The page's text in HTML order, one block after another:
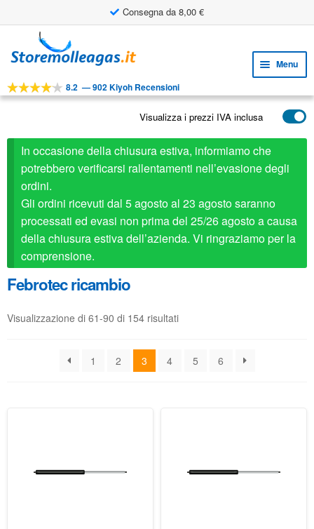
Consegna da 8,00 €
alla
al
Menu
STRUMENTI
il
menu
child
child
APPLICAZIONI
SERVIZIO CLIENTI
child
FAQ
8.2 —902 Kiyoh Recensioni
Visualizza i prezzi IVA inclusa
In occasione della chiusura estiva, informiamo che
potrebbero verificarsi rallentamenti nell’evasione degli
ordini.
Gli ordini ricevuti dal 5 agosto al 23 agosto saranno
processati ed evasi non prima del 25/26 agosto a causa
della chiusura estiva dell’azienda. Vi ringraziamo per la
comprensione.
Febrotec ricambio
Visualizzazione di 61-90 di 154 risultati
1 2 3 4 5 6